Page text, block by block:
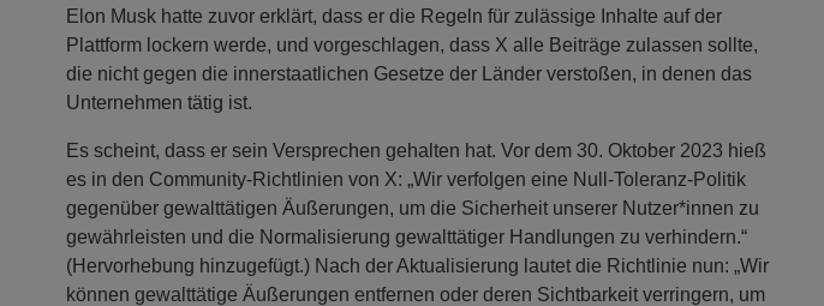
Elon Musk hatte zuvor erklärt, dass er die Regeln für zulässige Inhalte auf der
Plattform lockern werde, und vorgeschlagen, dass X alle Beiträge zulassen sollte,
die nicht gegen die innerstaatlichen Gesetze der Länder verstoßen, in denen das
Unternehmen tätig ist.
Es scheint, dass er sein Versprechen gehalten hat. Vor dem 30. Oktober 2023 hieß
es in den Community-Richtlinien von X: „Wir verfolgen eine Null-Toleranz-Politik
gegenüber gewalttätigen Äußerungen, um die Sicherheit unserer Nutzer*innen zu
gewährleisten und die Normalisierung gewalttätiger Handlungen zu verhindern.“
(Hervorhebung hinzugefügt.) Nach der Aktualisierung lautet die Richtlinie nun: „Wir
können gewalttätige Äußerungen entfernen oder deren Sichtbarkeit verringern, um